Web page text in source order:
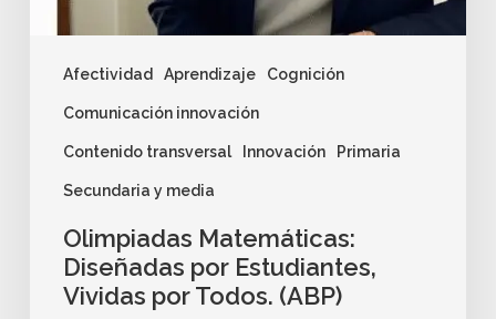
Afectividad Aprendizaje Cognición
Comunicación innovación
Contenido transversal Innovación Primaria
Secundaria y media
Olimpiadas Matemáticas:
Diseñadas por Estudiantes,
Vividas por Todos. (ABP)